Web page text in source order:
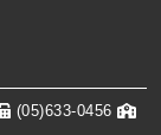
(05)633-0456